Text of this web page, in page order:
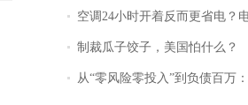
空调24小时开着反而更省电？
制裁瓜子饺子，美国怕什么？
从“零风险零投入”到负债百万：一个养牛项目崩盘后，谁该为农户